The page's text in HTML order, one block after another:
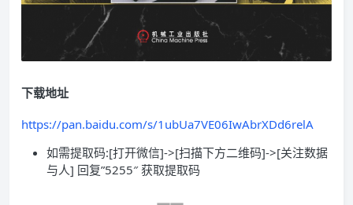
下载地址
https://pan.baidu.com/s/1ubUa7VE06IwAbrXDd6relA
如需提取码:[打开微信]->[扫描下方二维码]->[关注数据
与人] 回复”5255″ 获取提取码